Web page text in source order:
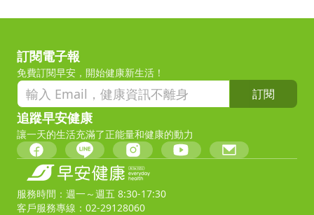
訂閱電子報
免費訂閱早安，開始健康新生活！
訂閱
追蹤早安健康
讓一天的生活充滿了正能量和健康的動力
服務時間：週一～週五 8:30-17:30
客戶服務專線：02-29128060